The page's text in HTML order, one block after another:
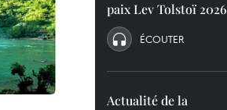
paix Lev Tolstoï 2026
ÉCOUTER
Actualité de la